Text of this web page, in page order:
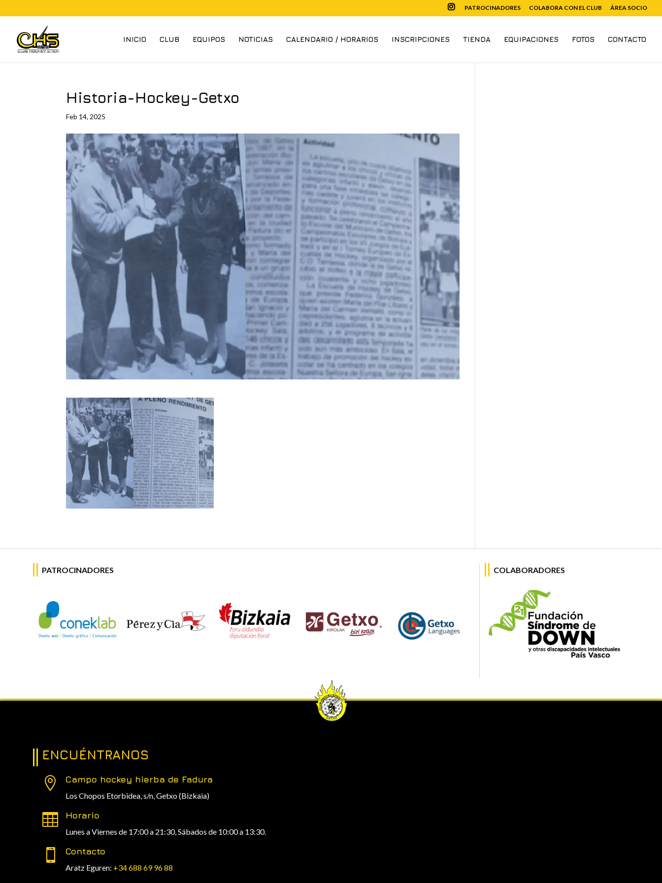
PATROCINADORES COLABORA CON EL CLUB ÁREA SOCIO
INICIO CLUB EQUIPOS NOTICIAS CALENDARIO / HORARIOS INSCRIPCIONES TIENDA EQUIPACIONES FOTOS CONTACTO
Historia-Hockey-Getxo
Feb 14, 2025
PATROCINADORES COLABORADORES
ENCUÉNTRANOS
 Campo hockey hierba de Fadura
Los Chopos Etorbidea, s/n,Getxo (Bizkaia)
 Horario
Lunes a Viernes de 17:00 a 21:30, Sábados de 10:00 a 13:30.
 Contacto
Aratz Eguren: +34 688 69 96 88